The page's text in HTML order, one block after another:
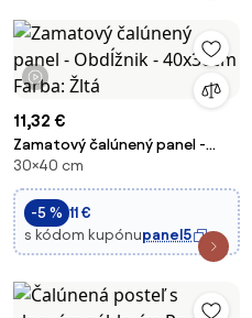
1 video
11,32 €
Zamatový čalúnený panel -
Obdĺžnik - 40x30cm Farba: Žltá
30×40 cm
-5 % 11 €
s kódom kupónupanel5